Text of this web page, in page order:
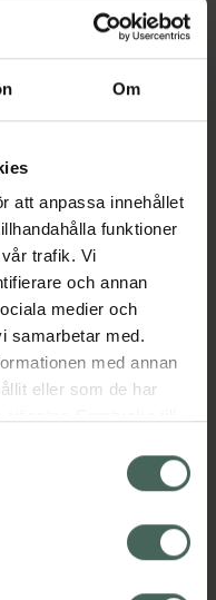
Om
att anpassa innehållet
funktioner
trafik. Vi
och annan
medier och
samarbetar med.
med annan
eller som de har
påverkar inte
innan återkallelsen.
Dölj
innan
Visa